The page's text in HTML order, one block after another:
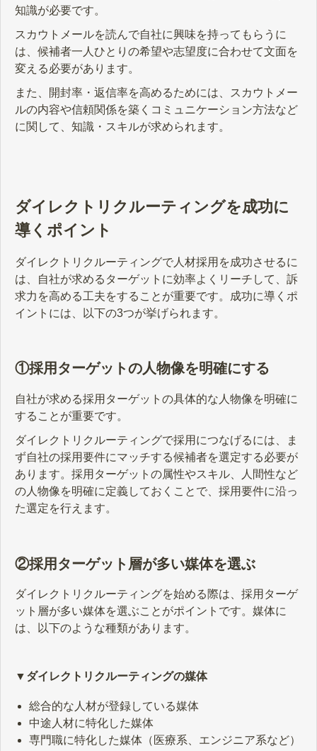
知識が必要です。
スカウトメールを読んで自社に興味を持ってもらうに
は、候補者一人ひとりの希望や志望度に合わせて文面を
変える必要があります。
また、開封率・返信率を高めるためには、スカウトメー
ルの内容や信頼関係を築くコミュニケーション方法など
に関して、知識・スキルが求められます。
ダイレクトリクルーティングを成功に
導くポイント
ダイレクトリクルーティングで人材採用を成功させるに
は、自社が求めるターゲットに効率よくリーチして、訴
求力を高める工夫をすることが重要です。成功に導くポ
イントには、以下の3つが挙げられます。
①採用ターゲットの人物像を明確にする
自社が求める採用ターゲットの具体的な人物像を明確に
することが重要です。
ダイレクトリクルーティングで採用につなげるには、ま
ず自社の採用要件にマッチする候補者を選定する必要が
あります。採用ターゲットの属性やスキル、人間性など
の人物像を明確に定義しておくことで、採用要件に沿っ
た選定を行えます。
②採用ターゲット層が多い媒体を選ぶ
ダイレクトリクルーティングを始める際は、採用ターゲ
ット層が多い媒体を選ぶことがポイントです。媒体に
は、以下のような種類があります。
▼ダイレクトリクルーティングの媒体
総合的な人材が登録している媒体
中途人材に特化した媒体
専門職に特化した媒体（医療系、エンジニア系など）